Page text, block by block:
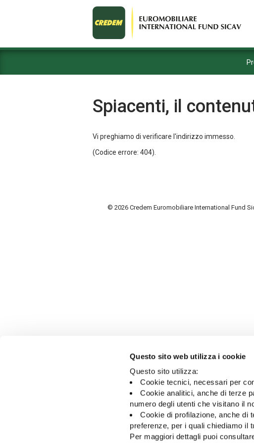
Questo sito web utilizza i cookie
Questo sito utilizza:
Cookie tecnici, necessari per
Cookie analitici, anche di terze
numero degli utenti che visitano il
Cookie di profilazione, anche di
preferenze, per i quali chiediamo il
Per maggiori dettagli puoi
Spiacenti, il
Vi preghiamo di verificare l'indirizzo immesso.
(Codice errore: 404).
© 2026 Credem Euromobiliare International Fund